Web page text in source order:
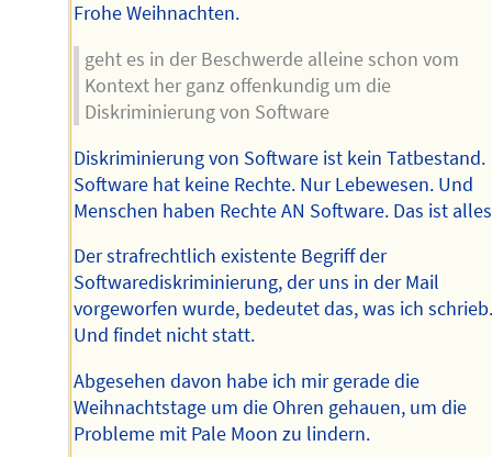
Frohe Weihnachten.
geht es in der Beschwerde alleine schon vom
Kontext her ganz offenkundig um die
Diskriminierung von Software
Diskriminierung von Software ist kein Tatbestand.
Software hat keine Rechte. Nur Lebewesen. Und
Menschen haben Rechte AN Software. Das ist
Der strafrechtlich existente Begriff der
Softwarediskriminierung, der uns in der Mail
vorgeworfen wurde, bedeutet das, was ich
Und findet nicht statt.
Abgesehen davon habe ich mir gerade die
Weihnachtstage um die Ohren gehauen, um die
Probleme mit Pale Moon zu lindern.